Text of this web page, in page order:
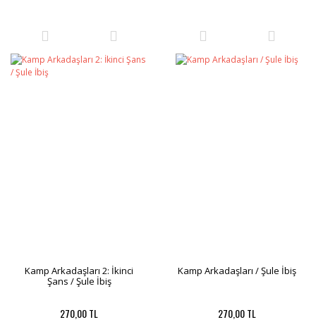
Kamp Arkadaşları 2: İkinci
Şans / Şule İbiş
270,00 TL
Kamp Arkadaşları / Şule İbiş
270,00 TL